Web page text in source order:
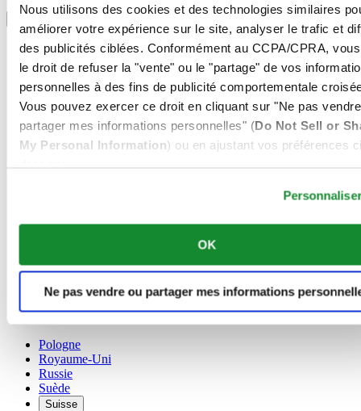
Nous utilisons des cookies et des technologies similaires
améliorer votre expérience sur le site, analyser le trafic et
des publicités ciblées. Conformément au CCPA/CPRA,
le droit de refuser la "vente" ou le "partage" de vos
personnelles à des fins de publicité comportementale
Vous pouvez exercer ce droit en cliquant sur "Ne pas
partager mes informations personnelles" (Do Not Sell or
My Personal Information) ou en ajustant vos préférences
OK
Ne pas vendre ou partager mes informations
Allemagne
Autriche
Dutch
Français
Chine
English
France
English
Français
Norvège
Pays-Bas
Pologne
Royaume-Uni
Russie
Suède
Suisse